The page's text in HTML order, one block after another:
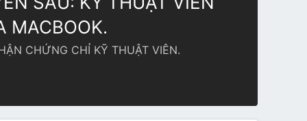
MACBOOK.
CHỨNG CHỈ KỸ THUẬT VIÊN.